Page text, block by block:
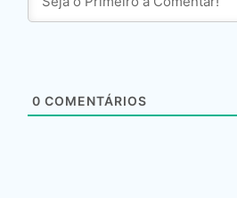
0 COMENTÁRIOS